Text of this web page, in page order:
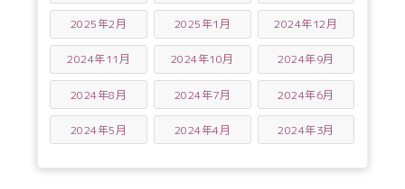
2025年2月 2025年1月 2024年12月
2024年11月 2024年10月 2024年9月
2024年8月 2024年7月 2024年6月
2024年5月 2024年4月 2024年3月